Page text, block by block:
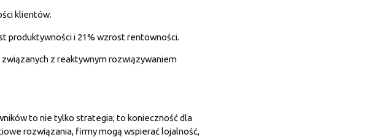
klientów.
produktywności i 21% wzrost rentowności.
z reaktywnym rozwiązywaniem
to nie tylko strategia; to konieczność dla
rozwiązania, firmy mogą wspierać lojalność,